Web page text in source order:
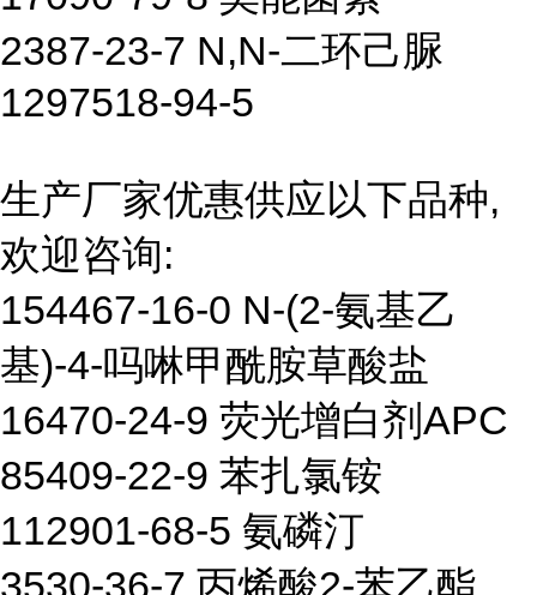
2387-23-7 N,N-二环己脲
1297518-94-5
生产厂家优惠供应以下品种,
欢迎咨询:
154467-16-0 N-(2-氨基乙
基)-4-吗啉甲酰胺草酸盐
16470-24-9 荧光增白剂APC
85409-22-9 苯扎氯铵
112901-68-5 氨磷汀
3530-36-7 丙烯酸2-苯乙酯